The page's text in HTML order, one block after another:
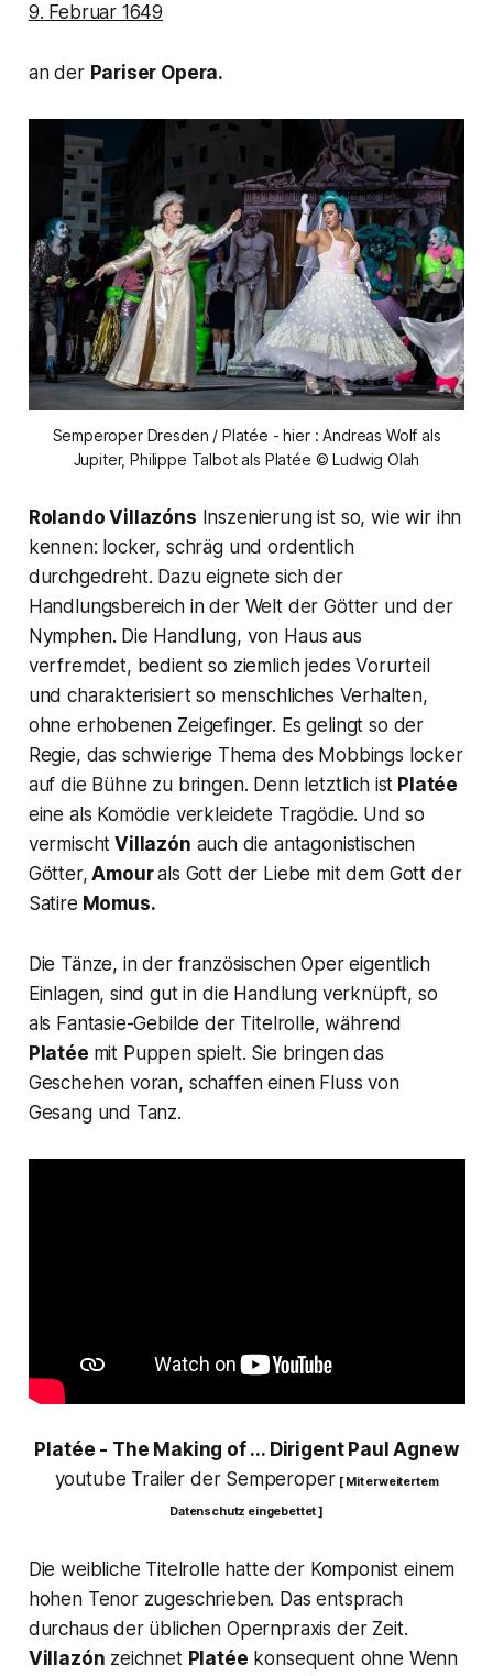
9. Februar 1649
an der Pariser Opera.
Semperoper Dresden / Platée - hier : Andreas Wolf als
Jupiter, Philippe Talbot als Platée © Ludwig Olah
Rolando Villazóns Inszenierung ist so, wie wir ihn
kennen: locker, schräg und ordentlich
durchgedreht. Dazu eignete sich der
Handlungsbereich in der Welt der Götter und der
Nymphen. Die Handlung, von Haus aus
verfremdet, bedient so ziemlich jedes Vorurteil
und charakterisiert so menschliches Verhalten,
ohne erhobenen Zeigefinger. Es gelingt so der
Regie, das schwierige Thema des Mobbings locker
auf die Bühne zu bringen. Denn letztlich ist Platée
eine als Komödie verkleidete Tragödie. Und so
vermischt Villazón auch die antagonistischen
Götter, Amourals Gott der Liebe mit dem Gott der
Satire Momus.
Die Tänze, in der französischen Oper eigentlich
Einlagen, sind gut in die Handlung verknüpft, so
als Fantasie-Gebilde der Titelrolle, während
Platée mit Puppen spielt. Sie bringen das
Geschehen voran, schaffen einen Fluss von
Gesang und Tanz.
Platée - The Making of ... Dirigent Paul Agnew
youtube Trailer der Semperoper [ Mit erweitertem
Datenschutz eingebettet ]
Die weibliche Titelrolle hatte der Komponist einem
hohen Tenor zugeschrieben. Das entsprach
durchaus der üblichen Opernpraxis der Zeit.
Villazón zeichnet Platée konsequent ohne Wenn